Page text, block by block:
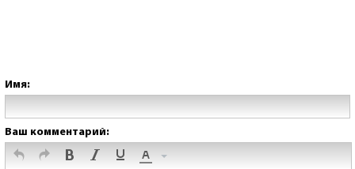
Имя:
Ваш комментарий: